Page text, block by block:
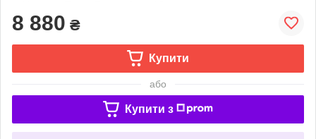
8 880 ₴
Купити
або
Купити з